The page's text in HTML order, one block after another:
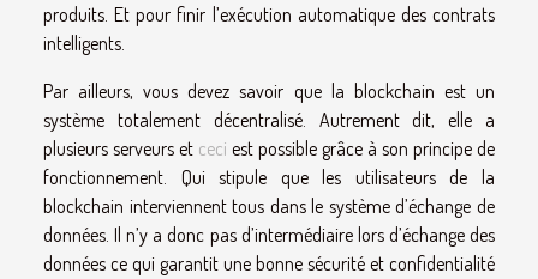
produits. Et pour finir l’exécution automatique des contrats
intelligents.
Par ailleurs, vous devez savoir que la blockchain est un
système totalement décentralisé. Autrement dit, elle a
plusieurs serveurs et ceci est possible grâce à son principe de
fonctionnement. Qui stipule que les utilisateurs de la
blockchain interviennent tous dans le système d’échange de
données. Il n’y a donc pas d’intermédiaire lors d’échange des
données ce qui garantit une bonne sécurité et confidentialité